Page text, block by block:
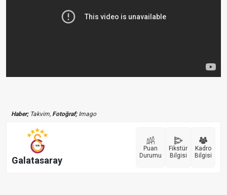
Haber;Takvim, Fotoğraf;Imago
Galatasaray
Puan
Durumu
Fikstür
Bilgisi
Kadro
Bilgisi